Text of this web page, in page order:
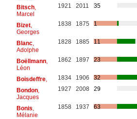
Bitsch,
Marcel
1921 2011 35
Bizet,
Georges
1838 1875 1
Blanc,
Adolphe
1828 1885 11
Boëllmann,
Léon
1862 1897 23
Boisdeffre, 1834 1906
32
Bondon,
Jacques
1927 2008 29
Bonis
Mélanie
1858 1937 63